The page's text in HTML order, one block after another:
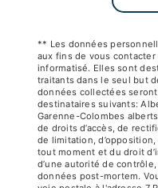
** Les données
aux fins de vous
informatisé. Elles sont
traitants dans le seul but
données collectées
destinataires suivants:
Garenne-Colombes
de droits d’accès, de
de limitation,
tout moment et du droit
d’une autorité de
données post-mortem.